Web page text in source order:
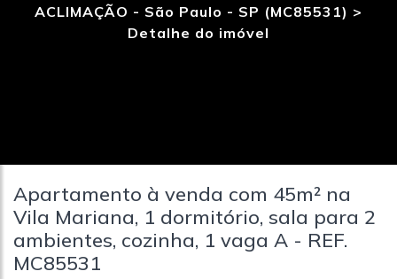
ACLIMAÇÃO - São Paulo - SP (MC85531) >
Detalhe do imóvel
Apartamento à venda com 45m² na
Vila Mariana, 1 dormitório, sala para 2
ambientes, cozinha, 1 vaga A - REF.
MC85531